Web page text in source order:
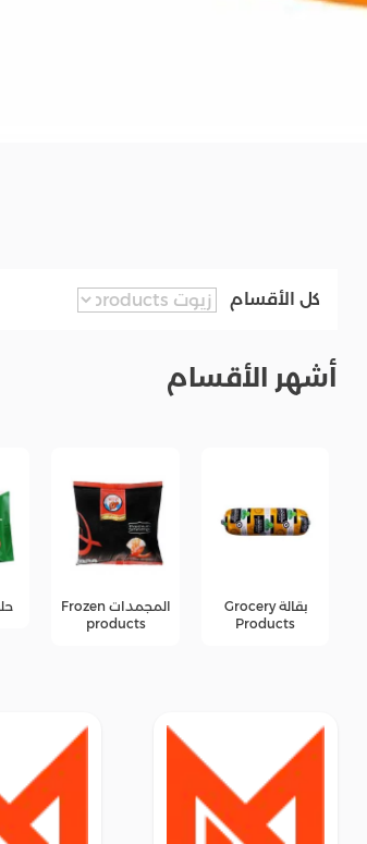
كل الأقسام
أشهر الأقسام
المجمدات Frozen
products
حلويات Candies